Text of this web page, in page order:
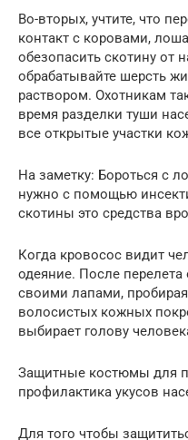
Во-вторых, учтите, что
контакт с коровами,
обезопасить скотину от
обрабатывайте шерсть
раствором. Охотникам
время разделки туши
все открытые участки
На заметку: Бороться с
нужно с помощью
скотины это средства
Когда кровосос видит
одеяние. После
своими лапами,
волосистых кожных
выбирает голову
Защитные костюмы для
профилактика укусов
Для того чтобы